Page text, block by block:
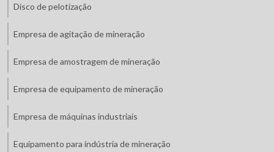
Disco de pelotização
Empresa de agitação de mineração
Empresa de amostragem de mineração
Empresa de equipamento de mineração
Empresa de máquinas industriais
Equipamento para indústria de mineração